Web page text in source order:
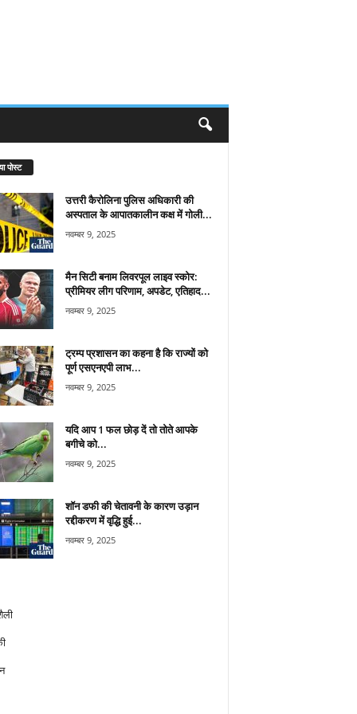
पोस्ट
उत्तरी कैरोलिना पुलिस अधिकारी की
अस्पताल के आपातकालीन कक्ष में गोली...
नवम्बर 9, 2025
मैन सिटी बनाम लिवरपूल लाइव स्कोर:
प्रीमियर लीग परिणाम, अपडेट, एतिहाद...
नवम्बर 9, 2025
ट्रम्प प्रशासन का कहना है कि राज्यों को
पूर्ण एसएनएपी लाभ...
नवम्बर 9, 2025
यदि आप 1 फल छोड़ दें तो तोते आपके
बगीचे को...
नवम्बर 9, 2025
शॉन डफी की चेतावनी के कारण उड़ान
रद्दीकरण में वृद्धि हुई...
नवम्बर 9, 2025